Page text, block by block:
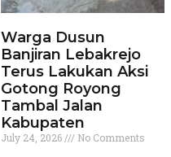
Warga Dusun
Banjiran Lebakrejo
Terus Lakukan Aksi
Gotong Royong
Tambal Jalan
Kabupaten
July 24, 2026 No Comments